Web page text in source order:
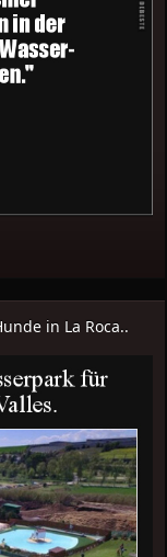
in La Roca..